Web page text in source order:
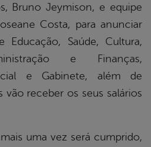
Bruno Jeymison, e equipe
Costa, para anunciar
Educação, Saúde, Cultura,
e Finanças,
e Gabinete, além de
vão receber os seus salários
uma vez será cumprido,